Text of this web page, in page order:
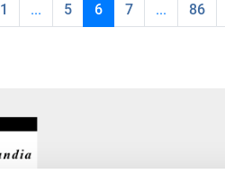
Página
1 ...Páginas intermedias Use TAB
Página
5 Página
6 Página
7 ...Páginas
86